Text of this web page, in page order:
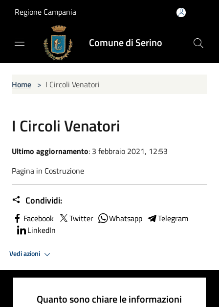
Regione Campania
Comune di Serino
Home > I Circoli Venatori
I Circoli Venatori
Ultimo aggiornamento: 3 febbraio 2021, 12:53
Pagina in Costruzione
Condividi:
Facebook Twitter Whatsapp
Telegram
LinkedIn
Vedi azioni
Quanto sono chiare le informazioni